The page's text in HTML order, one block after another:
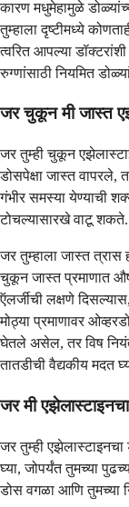
कारण मधुमेहामुळे
तुम्हाला दृष्टीमध्ये
त्वरित आपल्या
रुग्णांसाठी नियमित
जर चुकून मी जास्त
जर तुम्ही चुकून
डोसपेक्षा जास्त वापरले,
गंभीर समस्या येण्याची
टोचल्यासारखे वाटू शकते.
जर तुम्हाला जास्त
चुकून जास्त प्रमाणात
ऍलर्जीची लक्षणे
मोठ्या प्रमाणावर
घेतले असेल, तर विष
तातडीची वैद्यकीय मदत
जर मी
जर तुम्ही एझेलास्टाइनचा
घ्या, जोपर्यंत तुमच्या
डोस वगळा आणि तुमच्या